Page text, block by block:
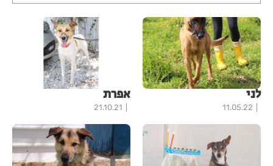
לני
11.05.22
אפרת
21.10.21